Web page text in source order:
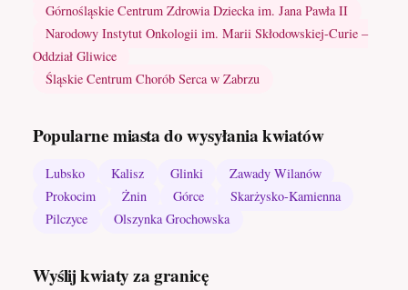
Górnośląskie Centrum Zdrowia Dziecka im. Jana Pawła II
Narodowy Instytut Onkologii im. Marii Skłodowskiej-Curie –
Oddział Gliwice
Śląskie Centrum Chorób Serca w Zabrzu
Popularne miasta do wysyłania kwiatów
Lubsko Kalisz Glinki
Zawady Wilanów
Prokocim
Żnin Górce
Skarżysko-Kamienna
Pilczyce
Olszynka Grochowska
Wyślij kwiaty za granicę